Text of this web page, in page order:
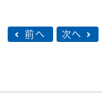
前へ 次へ